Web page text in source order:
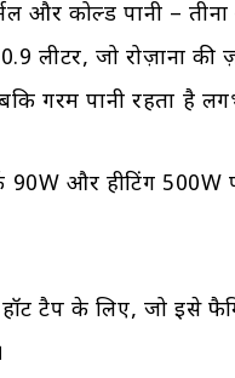
और कोल्ड पानी –
लीटर, जो रोज़ाना की
गरम पानी रहता है
90W और हीटिंग
टैप के लिए, जो इसे